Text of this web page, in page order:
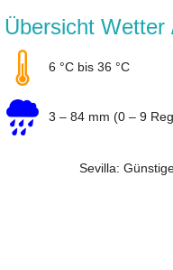
Übersicht Wetter
6 °C bis 36 °C
3 – 84 mm (0 – 9
Sevilla: